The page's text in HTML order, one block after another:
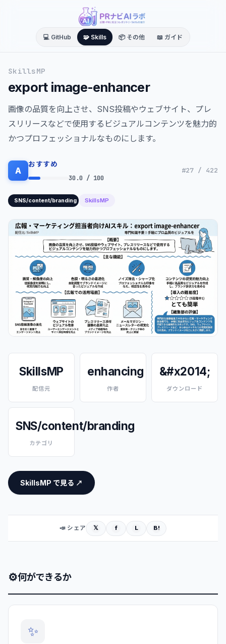
💻 GitHub 🧩 Skills 📦 その他 📖 ガイド
SkillsMP
export image-enhancer
画像の品質を向上させ、SNS投稿やウェブサイト、プレ
スリリースなどで使用するビジュアルコンテンツを魅力的
かつプロフェッショナルなものにします。
A
おすすめ
30.0 / 100
#27 / 422
SNS/content/branding SkillsMP
SkillsMP
配信元
enhancing
作者
&#x2014;
ダウンロード
SNS/content/branding
カテゴリ
SkillsMP で見る ↗
📣 シェア 𝕏 f L B!
⚙何ができるか
✨